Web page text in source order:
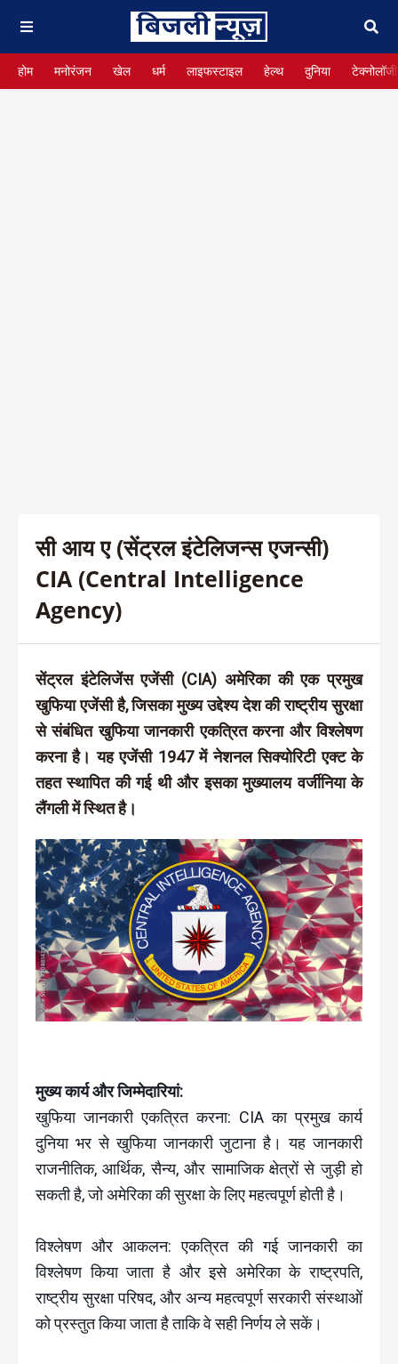
होम मनोरंजन खेल धर्म लाइफस्टाइल हेल्थ दुनिया टेक्नोलॉजी
सी आय ए (सेंट्रल इंटेलिजन्स एजन्सी)
CIA (Central Intelligence
Agency)
सेंट्रल इंटेलिजेंस एजेंसी (CIA) अमेरिका की एक प्रमुख
खुफिया एजेंसी है, जिसका मुख्य उद्देश्य देश की राष्ट्रीय सुरक्षा
से संबंधित खुफिया जानकारी एकत्रित करना और विश्लेषण
करना है। यह एजेंसी 1947 में नेशनल सिक्योरिटी एक्ट के
तहत स्थापित की गई थी और इसका मुख्यालय वर्जीनिया के
लैंगली में स्थित है।
मुख्य कार्य और जिम्मेदारियां:
खुफिया जानकारी एकत्रित करना: CIA का प्रमुख कार्य
दुनिया भर से खुफिया जानकारी जुटाना है। यह जानकारी
राजनीतिक, आर्थिक, सैन्य, और सामाजिक क्षेत्रों से जुड़ी हो
सकती है, जो अमेरिका की सुरक्षा के लिए महत्वपूर्ण होती है।
विश्लेषण और आकलन: एकत्रित की गई जानकारी का
विश्लेषण किया जाता है और इसे अमेरिका के राष्ट्रपति,
राष्ट्रीय सुरक्षा परिषद, और अन्य महत्वपूर्ण सरकारी संस्थाओं
को प्रस्तुत किया जाता है ताकि वे सही निर्णय ले सकें।